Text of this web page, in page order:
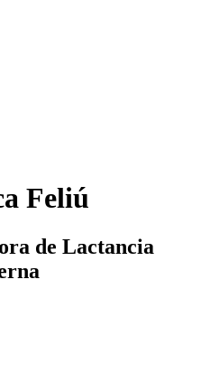
Feliú
de Lactancia